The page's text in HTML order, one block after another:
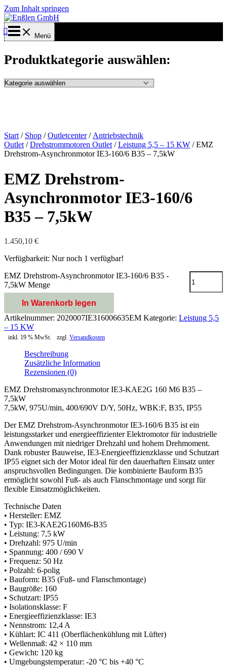
Zum Inhalt springen
Menü
Produktkategorie auswählen:
Start / Shop /Outletcenter/ Antriebstechnik
Outlet /Drehstrommotoren Outlet /Leistung 5,5 – 15 KW / EMZ
Drehstrom-Asynchronmotor IE3-160/6 B35 – 7,5kW
EMZ Drehstrom-
Asynchronmotor IE3-160/6
B35 – 7,5kW
1.450,10 €
Verfügbarkeit: Nur noch 1 verfügbar!
EMZ Drehstrom-Asynchronmotor IE3-160/6 B35 -
7,5kW Menge
In Warenkorb legen
Artikelnummer: 2020007IE316006635EM Kategorie: Leistung 5,5
– 15 KW
inkl. 19 % MwSt. zzgl. Versandkosten
Beschreibung
Zusätzliche Information
Rezensionen (0)
EMZ Drehstromasynchronmotor IE3-KAE2G 160 M6 B35 –
7,5kW
7,5kW, 975U/min, 400/690V D/Y, 50Hz, WBK:F, B35, IP55
Der EMZ Drehstrom-Asynchronmotor IE3-160/6 B35 ist ein
leistungsstarker und energieeffizienter Elektromotor für industrielle
Anwendungen mit niedriger Drehzahl und hohem Drehmoment.
Dank robuster Bauweise, IE3-Energieeffizienzklasse und Schutzart
IP55 eignet sich der Motor ideal für den dauerhaften Einsatz unter
anspruchsvollen Bedingungen. Die kombinierte Bauform B35
ermöglicht sowohl Fuß- als auch Flanschmontage und sorgt für
flexible Einsatzmöglichkeiten.
Technische Daten
• Hersteller: EMZ
• Typ: IE3-KAE2G160M6-B35
• Leistung: 7,5 kW
• Drehzahl: 975 U/min
• Spannung: 400 / 690 V
• Frequenz: 50 Hz
• Polzahl: 6-polig
• Bauform: B35 (Fuß- und Flanschmontage)
• Baugröße: 160
• Schutzart: IP55
• Isolationsklasse: F
• Energieeffizienzklasse: IE3
• Nennstrom: 12,4 A
• Kühlart: IC 411 (Oberflächenkühlung mit Lüfter)
• Wellenmaß: 42 × 110 mm
• Gewicht: 120 kg
• Umgebungstemperatur: -20 °C bis +40 °C